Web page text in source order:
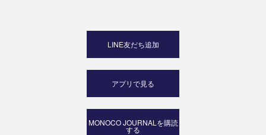
LINE友だち追加
アプリで見る
MONOCO JOURNALを購読
する